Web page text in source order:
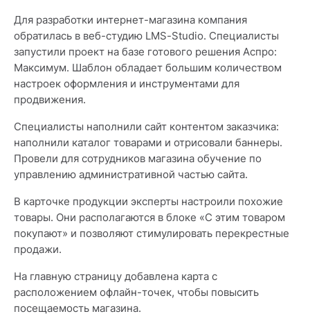
Для разработки интернет-магазина компания
обратилась в веб-студию LMS-Studio. Специалисты
запустили проект на базе готового решения Аспро:
Максимум. Шаблон обладает большим количеством
настроек оформления и инструментами для
продвижения.
Специалисты наполнили сайт контентом заказчика:
наполнили каталог товарами и отрисовали баннеры.
Провели для сотрудников магазина обучение по
управлению административной частью сайта.
В карточке продукции эксперты настроили похожие
товары. Они располагаются в блоке «С этим товаром
покупают» и позволяют стимулировать перекрестные
продажи.
На главную страницу добавлена карта с
расположением офлайн-точек, чтобы повысить
посещаемость магазина.